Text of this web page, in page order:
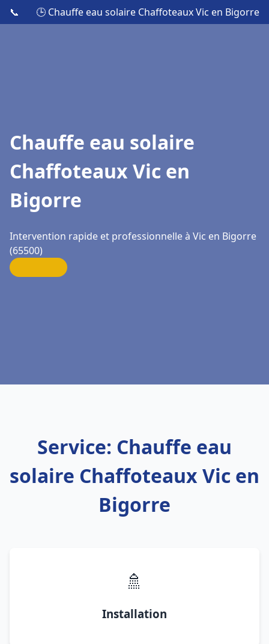
📞 🕒 Chauffe eau solaire Chaffoteaux Vic en Bigorre
Chauffe eau solaire
Chaffoteaux Vic en
Bigorre
Intervention rapide et professionnelle à Vic en Bigorre
(65500)
Service: Chauffe eau
solaire Chaffoteaux Vic en
Bigorre
🚿
Installation